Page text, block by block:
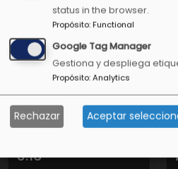
3.16
status in the browser.
Propósito:Functional
Google Tag Manager
Gestiona y despliega
Propósito:Analytics
Rechazar Aceptar